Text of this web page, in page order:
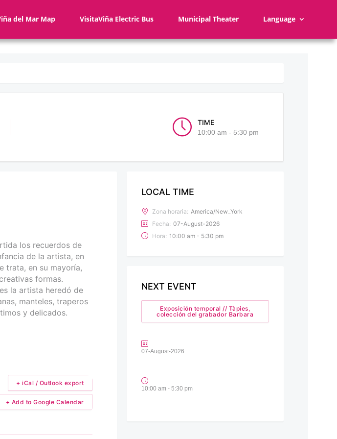
del Mar Map VisitaViña Electric Bus Municipal Theater Language
TIME
10:00 am - 5:30 pm
los recuerdos de
de la artista, en
trata, en su mayoría,
formas.
la artista heredó de
manteles, traperos
y delicados.
+ Add to Google Calendar
+ iCal / Outlook export
LOCAL TIME
Zona horaria: America/New_York
Fecha: 07-August-2026
Hora: 10:00 am - 5:30 pm
NEXT EVENT
Exposición temporal // Tàpies,
colección del grabador Barbara
07-August-2026
10:00 am - 5:30 pm